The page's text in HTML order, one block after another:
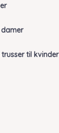
til kvinder